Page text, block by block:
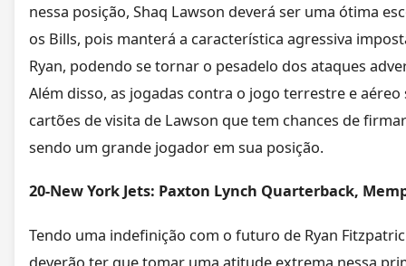
nessa posição, Shaq Lawson deverá ser uma ótima
os Bills, pois manterá a característica agressiva
Ryan, podendo se tornar o pesadelo dos ataques
Além disso, as jogadas contra o jogo terrestre e aéreo
cartões de visita de Lawson que tem chances de
sendo um grande jogador em sua posição.
20-New York Jets: Paxton Lynch Quarterback,
Tendo uma indefinição com o futuro de Ryan